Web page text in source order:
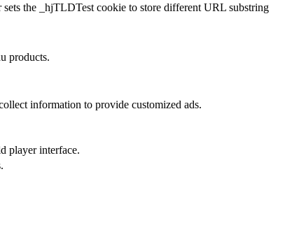
sets the _hjTLDTest cookie to store different URL substring
products.
information to provide customized ads.
player interface.